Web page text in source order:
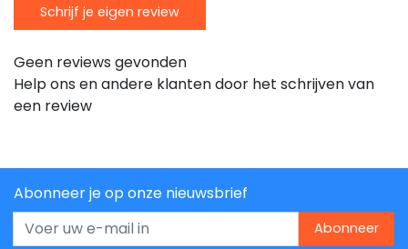
Schrijf je eigen review
Geen reviews gevonden
Help ons en andere klanten door het schrijven van
een review
Abonneer je op onze nieuwsbrief
Abonneer